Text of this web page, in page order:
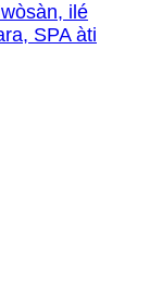
ilé
SPA àti